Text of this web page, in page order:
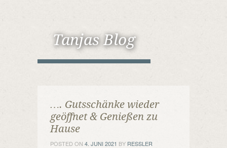
Tanjas Blog
…. Gutsschänke wieder
geöffnet & Genießen zu
Hause
POSTED ON 4. JUNI 2021 BY RESSLER